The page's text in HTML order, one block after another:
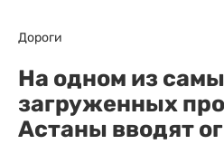
Дороги
На одном из
загруженных
Астаны вводят